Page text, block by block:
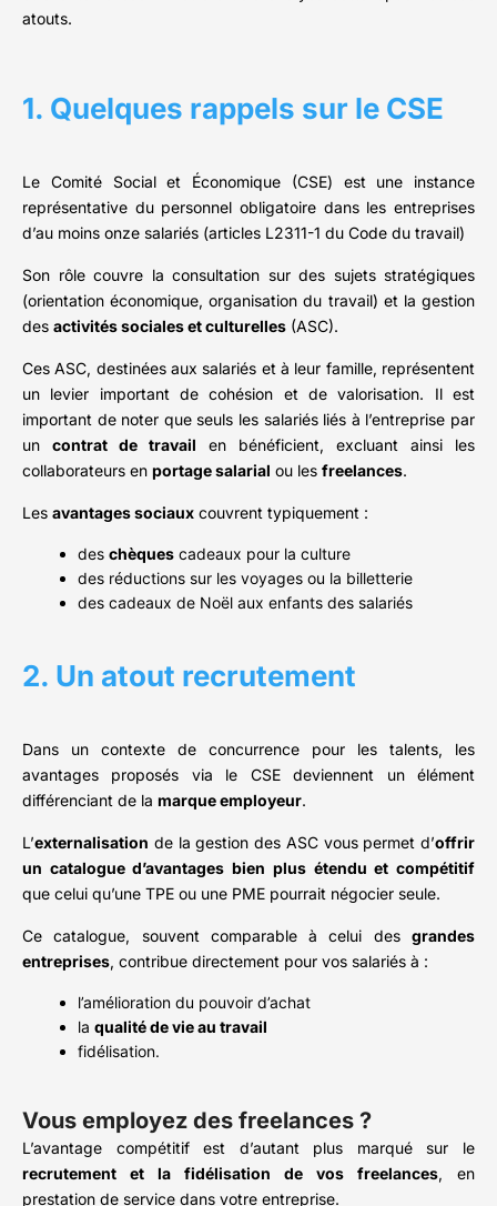
atouts.
1. Quelques rappels sur le CSE
Le Comité Social et Économique (CSE) est une instance
représentative du personnel obligatoire dans les entreprises
d’au moins onze salariés (articles L2311-1 du Code du travail)
Son rôle couvre la consultation sur des sujets stratégiques
(orientation économique, organisation du travail) et la gestion
des activités sociales et culturelles (ASC).
Ces ASC, destinées aux salariés et à leur famille, représentent
un levier important de cohésion et de valorisation. Il est
important de noter que seuls les salariés liés à l’entreprise par
un contrat de travail en bénéficient, excluant ainsi les
collaborateurs en portage salarial ou les freelances.
Les avantages sociaux couvrent typiquement :
des chèques cadeaux pour la culture
des réductions sur les voyages ou la billetterie
des cadeaux de Noël aux enfants des salariés
2. Un atout recrutement
Dans un contexte de concurrence pour les talents, les
avantages proposés via le CSE deviennent un élément
différenciant de la marque employeur.
L’externalisation de la gestion des ASC vous permet d’offrir
un catalogue d’avantages bien plus étendu et compétitif
que celui qu’une TPE ou une PME pourrait négocier seule.
Ce catalogue, souvent comparable à celui des grandes
entreprises, contribue directement pour vos salariés à :
l’amélioration du pouvoir d’achat
la qualité de vie au travail
fidélisation.
Vous employez des freelances ?
L’avantage compétitif est d’autant plus marqué sur le
recrutement et la fidélisation de vos freelances, en
prestation de service dans votre entreprise.